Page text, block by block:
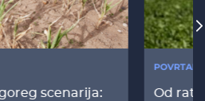
scenarija:
Od